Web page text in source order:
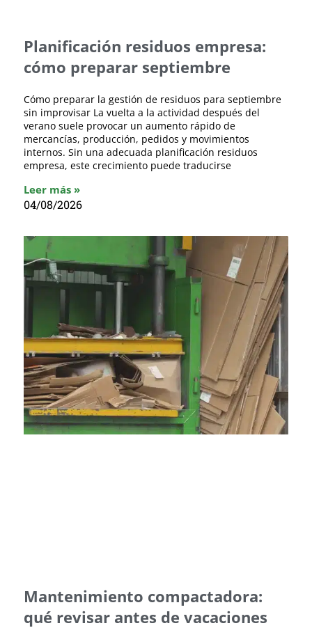
Planificación residuos empresa:
cómo preparar septiembre
Cómo preparar la gestión de residuos para septiembre
sin improvisar La vuelta a la actividad después del
verano suele provocar un aumento rápido de
mercancías, producción, pedidos y movimientos
internos. Sin una adecuada planificación residuos
empresa, este crecimiento puede traducirse
Leer más »
04/08/2026
Mantenimiento compactadora:
qué revisar antes de vacaciones